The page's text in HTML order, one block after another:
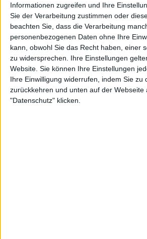
Informationen zugreifen und Ihre
Sie der Verarbeitung zustimmen oder
beachten Sie, dass die Verarbeitung
personenbezogenen Daten ohne Ihre
kann, obwohl Sie das Recht haben, einer
zu widersprechen. Ihre Einstellungen
Website. Sie können Ihre Einstellungen
Ihre Einwilligung widerrufen, indem Sie zu
zurückkehren und unten auf der Webseite
"Datenschutz" klicken.